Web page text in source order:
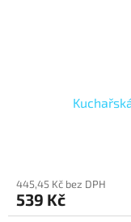
445,45 Kč bez DPH
539 Kč